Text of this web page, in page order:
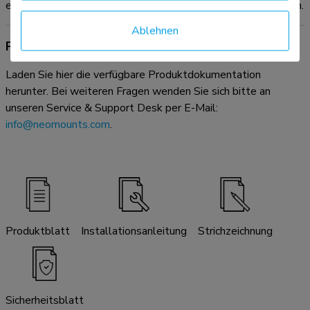
einen ordentlichen, übersichtlichen Arbeitsbereich zu schaffen.
Produktdokumentation
Laden Sie hier die verfügbare Produktdokumentation
herunter. Bei weiteren Fragen wenden Sie sich bitte an
unseren Service & Support Desk per E-Mail:
info@neomounts.com.
Produktblatt Installationsanleitung Strichzeichnung
Sicherheitsblatt
Ablehnen